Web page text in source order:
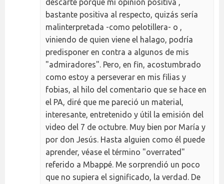
descarté porque mi opinión positiva ,
bastante positiva al respecto, quizás sería
malinterpretada -como pelotillera- o ,
viniendo de quien viene el halago, podría
predisponer en contra a algunos de mis
"admiradores". Pero, en fin, acostumbrado
como estoy a perseverar en mis filias y
fobias, al hilo del comentario que se hace en
el PA, diré que me pareció un material,
interesante, entretenido y útil la emisión del
video del 7 de octubre. Muy bien por María y
por don Jesús. Hasta alguien como él puede
aprender, véase el término "overrated"
referido a Mbappé. Me sorprendió un poco
que no supiera el significado, la verdad. De